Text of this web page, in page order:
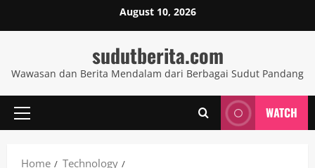
August 10, 2026
sudutberita.com
Wawasan dan Berita Mendalam dari Berbagai Sudut Pandang
Primary
WATCH
Home
Technology